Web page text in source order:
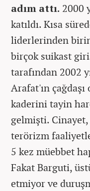
adım attı. 2000
katıldı. Kısa
liderlerinden
birçok suikast
tarafından 2002
Arafat'ın
kaderini tayin
gelmişti. Cinayet,
terörizm
5 kez müebbet
Fakat Barguti,
etmiyor ve